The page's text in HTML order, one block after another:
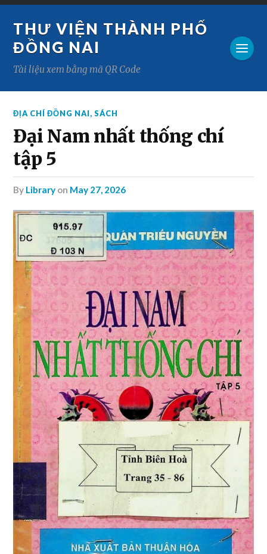
THƯ VIỆN THÀNH PHỐ
ĐỒNG NAI
Tài liệu xem bằng mã QR Code
ĐỊA CHÍ ĐỒNG NAI,SÁCH
Đại Nam nhất thống chí
tập 5
by Library on May 27, 2026